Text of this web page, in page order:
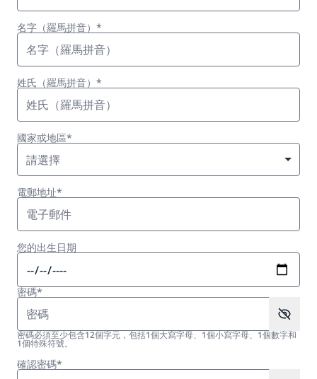
名字（羅馬拼音）*
姓氏（羅馬拼音）*
國家或地區*
請選擇
電郵地址*
您的出生日期
密碼*
密碼必須至少包含12個字元，包括1個大寫字母、1個小寫字母、1個數字和
1個特殊符號。
確認密碼*